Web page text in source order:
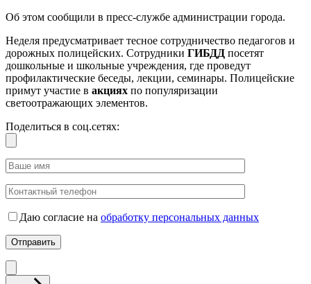
Об этом сообщили в пресс-службе администрации города.
Неделя предусматривает тесное сотрудничество педагогов и
дорожных полицейских. Сотрудники ГИБДД посетят
дошкольные и школьные учреждения, где проведут
профилактические беседы, лекции, семинары. Полицейские
примут участие в акциях по популяризации
светоотражающих элементов.
Поделиться в соц.сетях:
Даю согласие на обработку персональных данных